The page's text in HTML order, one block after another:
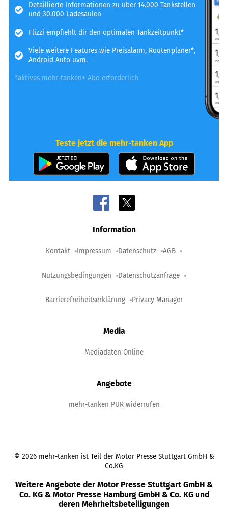
Detaillierte Informationen zu über 14.000 Tankstellen
und 30.000 Ladesäulen
Flizzi empfiehlt dir den optimalen Tankzeitpunkt*
Viele weitere Features wie Preisalarm, Routenplaner*,
Android Auto uvm.
*aktives mehr-tanken+ Abo erforderlich
Teste jetzt die mehr-tanken App
Information
Kontakt Impressum Datenschutz AGB
Nutzungsbedingungen Datenschutzanfrage
Barrierefreiheitserklärung Privacy Manager
Media
Mediadaten Online
Angebote
mehr-tanken PUR widerrufen
© 2026 mehr-tanken ist Teil der Motor Presse Stuttgart GmbH &
Co.KG
Weitere Angebote der Motor Presse Stuttgart GmbH &
Co. KG & Motor Presse Hamburg GmbH & Co. KG und
deren Mehrheitsbeteiligungen